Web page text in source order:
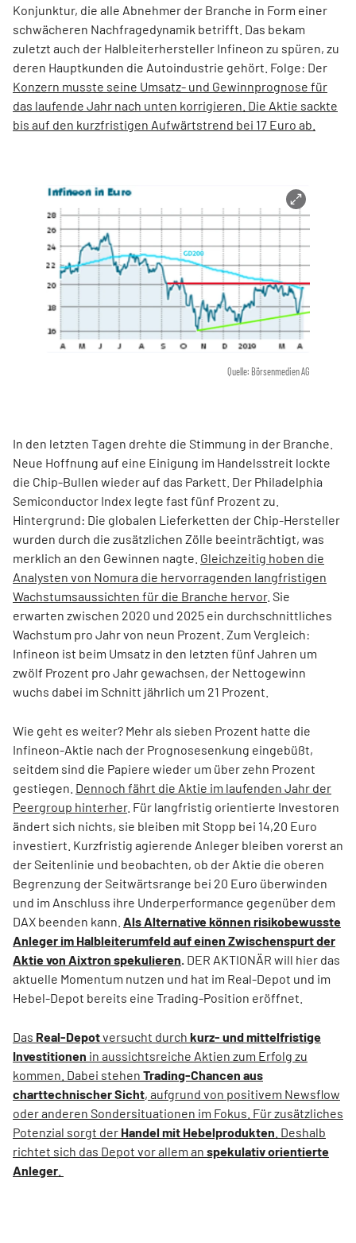
Konjunktur, die alle Abnehmer der Branche in Form einer
schwächeren Nachfragedynamik betrifft. Das bekam
zuletzt auch der Halbleiterhersteller Infineon zu spüren, zu
deren Hauptkunden die Autoindustrie gehört. Folge: Der
Konzern musste seine Umsatz- und Gewinnprognose für
das laufende Jahr nach unten korrigieren. Die Aktie sackte
bis auf den kurzfristigen Aufwärtstrend bei 17 Euro ab.
Quelle: Börsenmedien AG
In den letzten Tagen drehte die Stimmung in der Branche.
Neue Hoffnung auf eine Einigung im Handelsstreit lockte
die Chip-Bullen wieder auf das Parkett. Der Philadelphia
Semiconductor Index legte fast fünf Prozent zu.
Hintergrund: Die globalen Lieferketten der Chip-Hersteller
wurden durch die zusätzlichen Zölle beeinträchtigt, was
merklich an den Gewinnen nagte. Gleichzeitig hoben die
Analysten von Nomura die hervorragenden langfristigen
Wachstumsaussichten für die Branche hervor. Sie
erwarten zwischen 2020 und 2025 ein durchschnittliches
Wachstum pro Jahr von neun Prozent. Zum Vergleich:
Infineon ist beim Umsatz in den letzten fünf Jahren um
zwölf Prozent pro Jahr gewachsen, der Nettogewinn
wuchs dabei im Schnitt jährlich um 21 Prozent.
Wie geht es weiter? Mehr als sieben Prozent hatte die
Infineon-Aktie nach der Prognosesenkung eingebüßt,
seitdem sind die Papiere wieder um über zehn Prozent
gestiegen. Dennoch fährt die Aktie im laufenden Jahr der
Peergroup hinterher. Für langfristig orientierte Investoren
ändert sich nichts, sie bleiben mit Stopp bei 14,20 Euro
investiert. Kurzfristig agierende Anleger bleiben vorerst an
der Seitenlinie und beobachten, ob der Aktie die oberen
Begrenzung der Seitwärtsrange bei 20 Euro überwinden
und im Anschluss ihre Underperformance gegenüber dem
DAX beenden kann. Als Alternative können risikobewusste
Anleger im Halbleiterumfeld auf einen Zwischenspurt der
Aktie von Aixtron spekulieren. DER AKTIONÄR will hier das
aktuelle Momentum nutzen und hat im Real-Depot und im
Hebel-Depot bereits eine Trading-Position eröffnet.
Das Real-Depotversucht durch kurz- und mittelfristige
Investitionen in aussichtsreiche Aktien zum Erfolg zu
kommen. Dabei stehen Trading-Chancen aus
charttechnischer Sicht, aufgrund von positivem Newsflow
oder anderen Sondersituationen im Fokus. Für zusätzliches
Potenzial sorgt der Handel mit Hebelprodukten . Deshalb
richtet sich das Depot vor allem an spekulativ orientierte
Anleger